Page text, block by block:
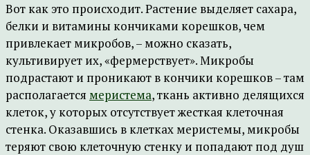
Вот как это происходит. Растение выделяет сахара,
белки и витамины кончиками корешков, чем
привлекает микробов, – можно сказать,
культивирует их, «фермерствует». Микробы
подрастают и проникают в кончики корешков – там
располагается меристема, ткань активно делящихся
клеток, у которых отсутствует жесткая клеточная
стенка. Оказавшись в клетках меристемы, микробы
теряют свою клеточную стенку и попадают под душ